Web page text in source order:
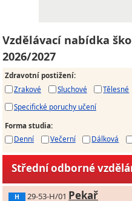
Vzdělávací nabídka
2026/2027
Zdravotní postižení:
Zrakové
Sluchové Tělesné
Specifické poruchy učení
Forma studia:
Denní
Večerní Dálková
Střední odborné
H 29-53-H/01 Pekař